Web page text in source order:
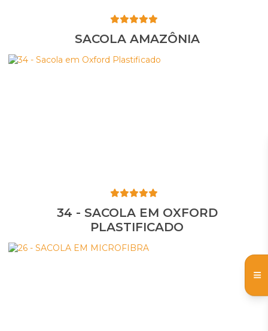
SACOLA AMAZÔNIA
34 - SACOLA EM OXFORD
PLASTIFICADO